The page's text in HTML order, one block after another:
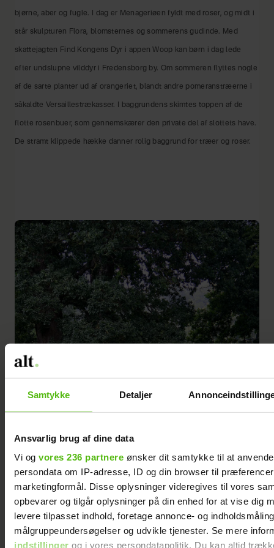
Samtykke Detaljer
Ansvarlig brug af dine data
Vi og vores 236 partnere ønsker dit samtykke til at
persondata om IP-adresse, ID og din browser til
marketingformål. Disse oplysninger videregives til vores
opbevarer og tilgår oplysninger på din enhed for at vise dig
levere tilpasset indhold, foretage annonce- og
målgruppeundersøgelser og udvikle tjenester. Se mere
indstillinger og i vores persondatapolitik. Du kan altid
bjørne, aber og fugle. I dag er Menageriøen fyldt med roser, og midt i
står skulpturen Flora, blomsternes og sommerens gudinde. Med
skattejagten Find Kongens Dyr i appen Woop kan børn i dag lede
efter undslupne vilddyr i Fredensborg by. Om sommeren flyttes nogle
af de sarte planter ud af orangeriet, blandt andre pomeranstræerne i
såkaldte Versaillestrækasser. I baggrundens skimtes toppen af de
flotte rosenbuer, som gennemskærer den private del af slottets have.
De stramt klippede hække danner rolig baggrund for træer og roser.